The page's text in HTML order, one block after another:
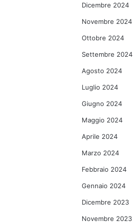
Dicembre 2024
Novembre 2024
Ottobre 2024
Settembre 2024
Agosto 2024
Luglio 2024
Giugno 2024
Maggio 2024
Aprile 2024
Marzo 2024
Febbraio 2024
Gennaio 2024
Dicembre 2023
Novembre 2023